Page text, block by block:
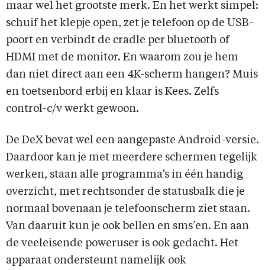
maar wel het grootste merk. En het werkt simpel:
schuif het klepje open, zet je telefoon op de USB-
poort en verbindt de cradle per bluetooth of
HDMI met de monitor. En waarom zou je hem
dan niet direct aan een 4K-scherm hangen? Muis
en toetsenbord erbij en klaar is Kees. Zelfs
control-c/v werkt gewoon.
De DeX bevat wel een aangepaste Android-versie.
Daardoor kan je met meerdere schermen tegelijk
werken, staan alle programma’s in één handig
overzicht, met rechtsonder de statusbalk die je
normaal bovenaan je telefoonscherm ziet staan.
Van daaruit kun je ook bellen en sms’en. En aan
de veeleisende poweruser is ook gedacht. Het
apparaat ondersteunt namelijk ook